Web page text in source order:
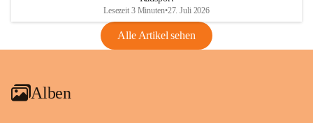
VBl. EU Nr. 18_2026Lesezeit 3 Minuten•27. Juli 2026
Alle Artikel sehen
Alben